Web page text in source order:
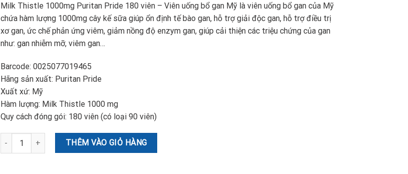
Milk Thistle 1000mg Puritan Pride 180 viên – Viên uống bổ gan Mỹ là viên uống bổ gan của Mỹ
chứa hàm lượng 1000mg cây kế sữa giúp ổn định tế bào gan, hỗ trợ giải độc gan, hỗ trợ điều trị
xơ gan, ức chế phản ứng viêm, giảm nồng độ enzym gan, giúp cải thiện các triệu chứng của gan
như: gan nhiễm mỡ, viêm gan…
Barcode: 0025077019465
Hãng sản xuất: Puritan Pride
Xuất xứ: Mỹ
Hàm lượng: Milk Thistle 1000 mg
Quy cách đóng gói: 180 viên (có loại 90 viên)
Milk Thistle 1000mg Puritan Pride 180 viên - Viên uống bổ gan Mỹ số lượng
THÊM VÀO GIỎ HÀNG